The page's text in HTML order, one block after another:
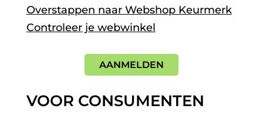
Overstappen naar Webshop Keurmerk
Controleer je webwinkel
AANMELDEN
VOOR CONSUMENTEN